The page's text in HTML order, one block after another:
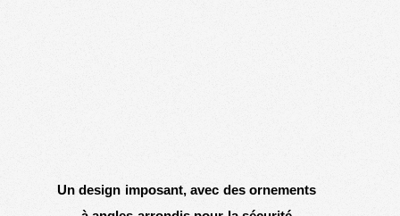
Un design imposant, avec des ornements